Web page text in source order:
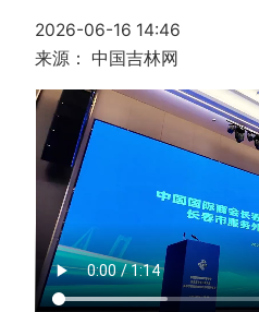
2026-06-16 14:46
来源： 中国吉林网